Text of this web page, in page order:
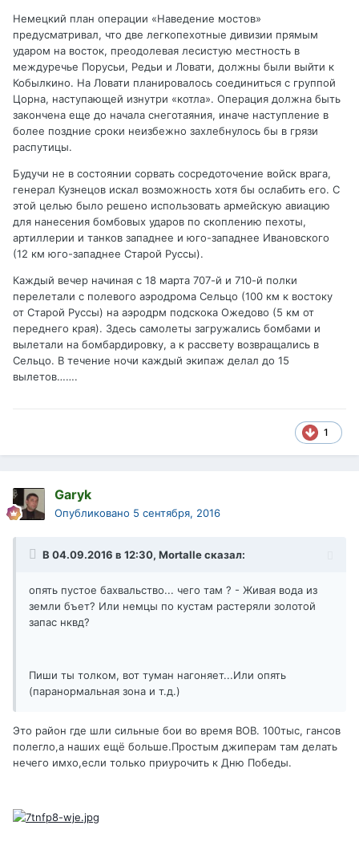
Немецкий план операции «Наведение мостов»
предусматривал, что две легкопехотные дивизии прямым
ударом на восток, преодолевая лесистую местность в
междуречье Порусьи, Редьи и Ловати, должны были выйти к
Кобылкино. На Ловати планировалось соединиться с группой
Цорна, наступающей изнутри «котла». Операция должна быть
закончена еще до начала снеготаяния, иначе наступление в
более поздние сроки неизбежно захлебнулось бы в грязи
распутицы.
Будучи не в состоянии сорвать сосредоточение войск врага,
генерал Кузнецов искал возможность хотя бы ослабить его. С
этой целью было решено использовать армейскую авиацию
для нанесения бомбовых ударов по скоплению пехоты,
артиллерии и танков западнее и юго-западнее Ивановского
(12 км юго-западнее Старой Руссы).
Каждый вечер начиная с 18 марта 707-й и 710-й полки
перелетали с полевого аэродрома Сельцо (100 км к востоку
от Старой Руссы) на аэродрм подскока Ожедово (5 км от
переднего края). Здесь самолеты загружались бомбами и
вылетали на бомбардировку, а к рассвету возвращались в
Сельцо. В течение ночи каждый экипаж делал до 15
вылетов…….
1
Garyk
Опубликовано 5 сентября, 2016
В 04.09.2016 в 12:30, Mortalle сказал:
опять пустое бахвальство... чего там ? - Живая вода из
земли бъет? Или немцы по кустам растеряли золотой
запас нквд?
Пиши ты толком, вот туман нагоняет...Или опять
(паранормальная зона и т.д.)
Это район где шли сильные бои во время ВОВ. 100тыс, гансов
полегло,а наших ещё больше.Простым джиперам там делать
нечего имхо,если только приурочить к Дню Победы.